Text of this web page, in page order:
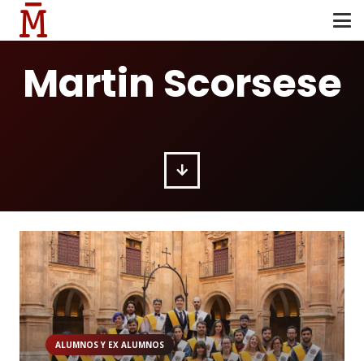
Martin Scorsese
ALUMNOS Y EX ALUMNOS